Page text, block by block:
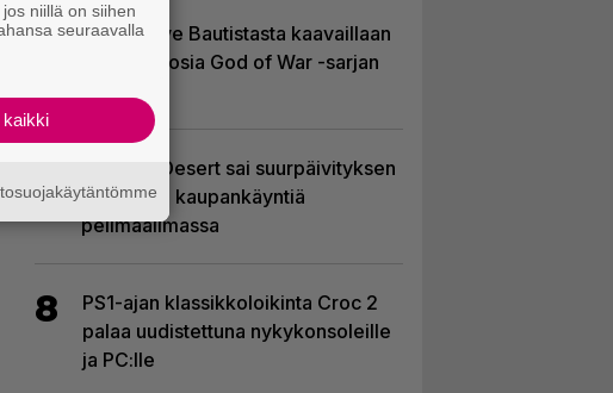
6
Huhu: Dave Bautistasta kaavaillaan
uutta Kratosia God of War -sarjan
7
Crimson Desert sai suurpäivityksen
– uudistaa kaupankäyntiä
pelimaailmassa
8
PS1-ajan klassikkoloikinta Croc 2
palaa uudistettuna nykykonsoleille
ja PC:lle
niillä on siihen
seuraavalla